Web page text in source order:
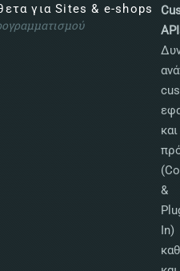
για Sites & e-shops
και
&
In)